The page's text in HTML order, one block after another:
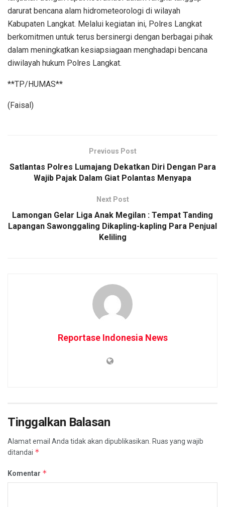
darurat bencana alam hidrometeorologi di wilayah
Kabupaten Langkat. Melalui kegiatan ini, Polres Langkat
berkomitmen untuk terus bersinergi dengan berbagai pihak
dalam meningkatkan kesiapsiagaan menghadapi bencana
diwilayah hukum Polres Langkat.
**TP/HUMAS**
(Faisal)
Previous Post
Satlantas Polres Lumajang Dekatkan Diri Dengan Para
Wajib Pajak Dalam Giat Polantas Menyapa
Next Post
Lamongan Gelar Liga Anak Megilan : Tempat Tanding
Lapangan Sawonggaling Dikapling-kapling Para Penjual
Keliling
Reportase Indonesia News
Tinggalkan Balasan
Alamat email Anda tidak akan dipublikasikan. Ruas yang wajib
ditandai *
Komentar *